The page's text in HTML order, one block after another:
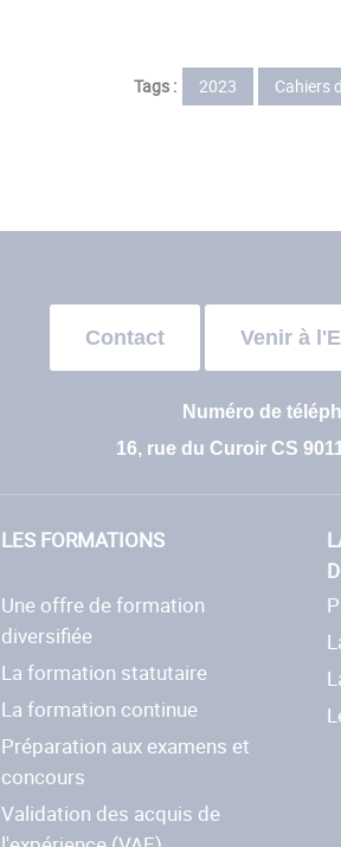
Tags : 2023 Cahiers
Contact Venir à
Numéro de
16, rue du Curoir CS
LES FORMATIONS
Une offre de formation
diversifiée
La formation statutaire
La formation continue
Préparation aux examens et
concours
Validation des acquis de